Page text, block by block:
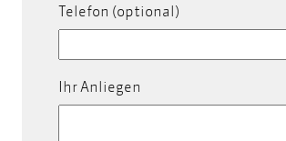
Telefon (optional)
Ihr Anliegen